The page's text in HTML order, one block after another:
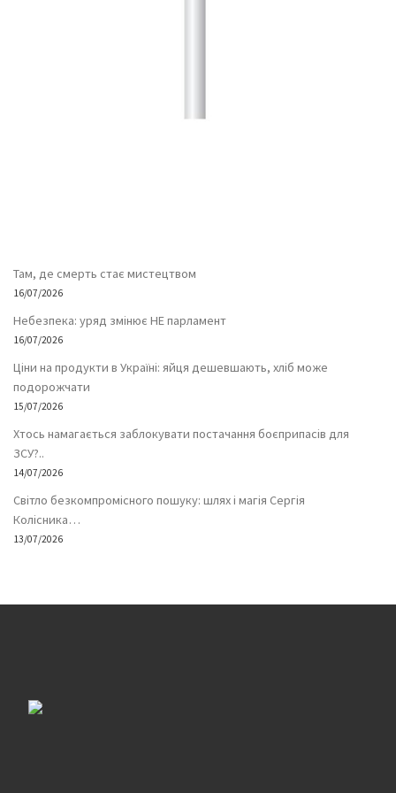
Там, де смерть стає мистецтвом
16/07/2026
Небезпека: уряд змінює НЕ парламент
16/07/2026
Ціни на продукти в Україні: яйця дешевшають, хліб може
подорожчати
15/07/2026
Хтось намагається заблокувати постачання боєприпасів для
ЗСУ?..
14/07/2026
Світло безкомпромісного пошуку: шлях і магія Сергія
Колісника…
13/07/2026